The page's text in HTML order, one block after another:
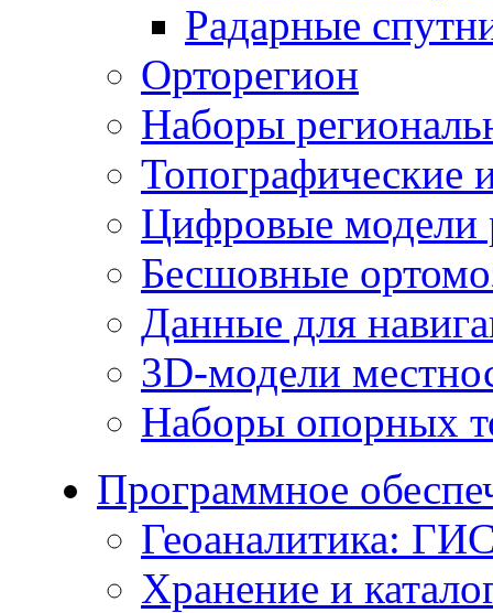
Радарные
Орторегион
Наборы
Топографические
Цифровые модели
Бесшовные
Данные для
3D-модели
Наборы опорных
Программное
Геоаналитика:
Хранение и